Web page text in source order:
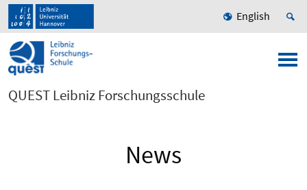
English
QUEST Leibniz Forschungsschule
News